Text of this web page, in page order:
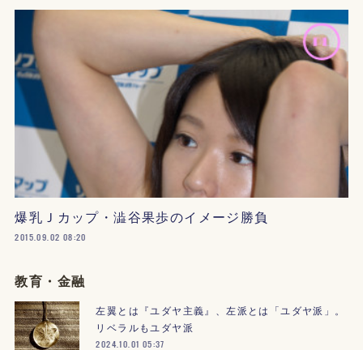
爆乳Ｊカップ・澁谷果歩のイメージ勝負
2015.09.02 08:20
教育・金融
左翼とは『ユダヤ主義』、左派とは「ユダヤ派」。
リベラルもユダヤ派
2024.10.01 05:37